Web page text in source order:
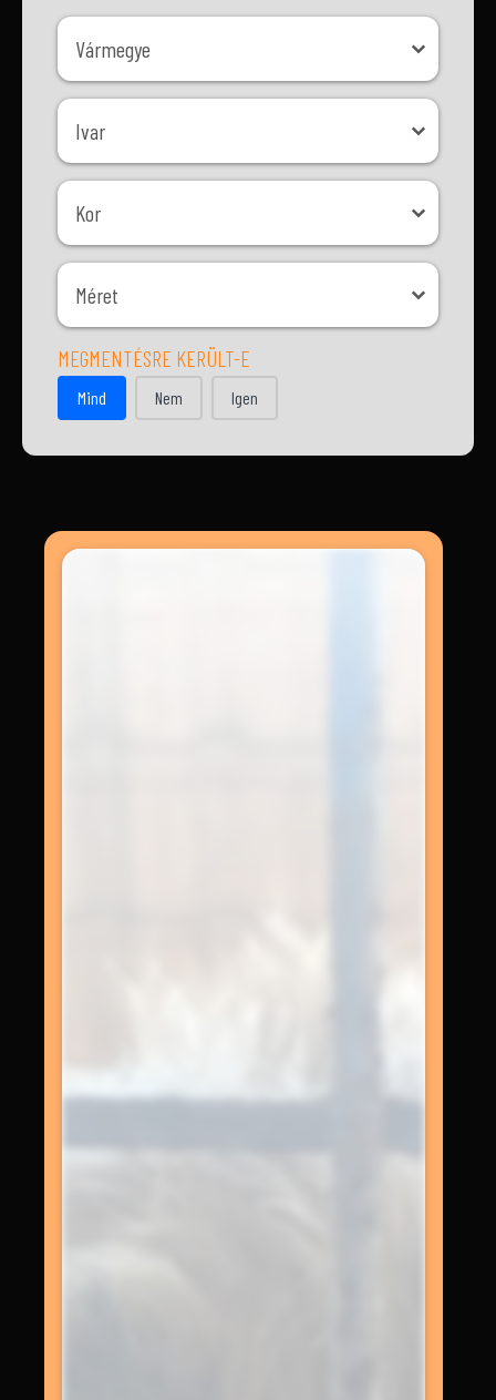
Vármegye
Vármegye
Ivar
Ivar
Kor
Kor
Méret
Méret
MEGMENTÉSRE KERÜLT-E
MEGMENTÉSRE KERÜLT-E
Mind Nem Igen